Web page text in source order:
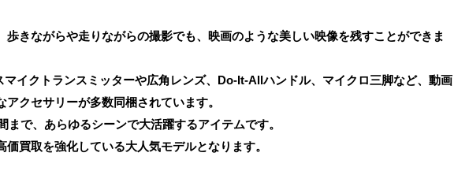
きながらや走りながらの撮影でも、映画のような美しい映像を残すことができま
イクトランスミッターや広角レンズ、Do-It-Allハンドル、マイクロ三脚など、動画
クセサリーが多数同梱されています。
で、あらゆるシーンで大活躍するアイテムです。
買取を強化している大人気モデルとなります。